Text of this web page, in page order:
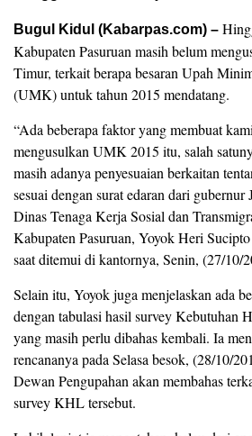
Bugul Kidul (Kabarpas.com) –
Kabupaten Pasuruan masih belum
Timur, terkait berapa besaran Upah
(UMK) untuk tahun 2015 mendatang.
“Ada beberapa faktor yang membuat
mengusulkan UMK 2015 itu, salah
masih adanya penyesuaian berkaitan
sesuai dengan surat edaran dari gubernur
Dinas Tenaga Kerja Sosial dan
Kabupaten Pasuruan, Yoyok Heri
saat ditemui di kantornya, Senin, (27/10/
Selain itu, Yoyok juga menjelaskan ada
dengan tabulasi hasil survey
yang masih perlu dibahas kembali. Ia
rencananya pada Selasa besok, (28/10/
Dewan Pengupahan akan membahas
survey KHL tersebut.